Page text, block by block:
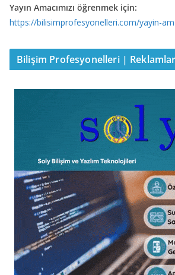
Yayın Amacımızı öğrenmek için:
https://bilisimprofesyonelleri.com/yayin-
Bilişim Profesyonelleri | Reklamlar